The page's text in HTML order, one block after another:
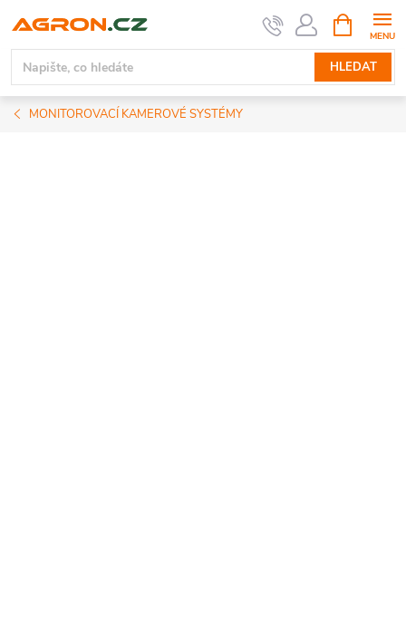
na
obsah
HLEDAT
NÁKUPNÍ
KOŠÍK
MONITOROVACÍ KAMEROVÉ SYSTÉMY